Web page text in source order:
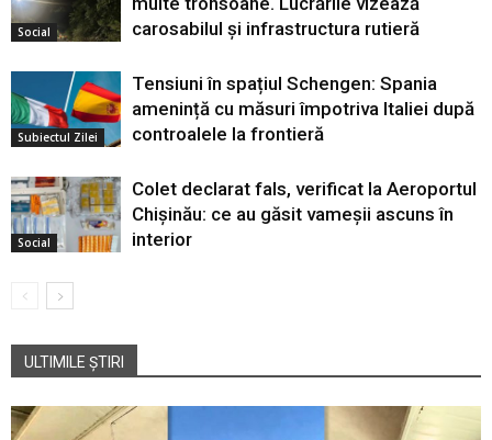
Social
carosabilul și infrastructura rutieră
Subiectul Zilei
Tensiuni în spațiul Schengen: Spania
amenință cu măsuri împotriva Italiei după
controalele la frontieră
Social
Colet declarat fals, verificat la Aeroportul
Chișinău: ce au găsit vameșii ascuns în
interior
ULTIMILE ȘTIRI